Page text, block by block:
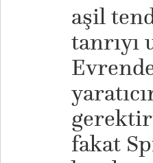
aşil
tanrıyı
fakat